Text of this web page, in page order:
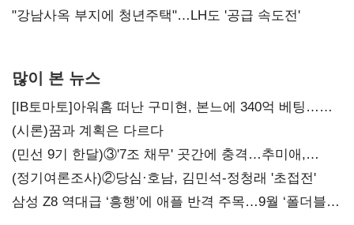
"강남사옥 부지에 청년주택"…LH도 '공급 속도전'
많이 본 뉴스
[IB토마토]아워홈 떠난 구미현, 본느에 340억 베팅…
가족 지배체제 구축
(시론)꿈과 계획은 다르다
(민선 9기 한달)③'7조 채무' 곳간에 충격…추미애,
20년만에 '비상재정' 선언 승부수
(정기여론조사)②당심·호남, 김민석-정청래 '초접전'
삼성 Z8 역대급 ‘흥행’에 애플 반격 주목…9월 ‘폴더블